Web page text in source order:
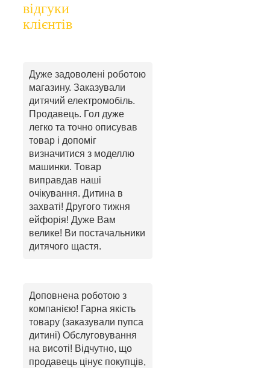
відгуки
клієнтів
Дуже задоволені роботою
магазину. Заказували
дитячий електромобіль.
Продавець. Гол дуже
легко та точно описував
товар і допоміг
визначитися з моделлю
машинки. Товар
виправдав наші
очікування. Дитина в
захваті! Другого тижня
ейфорія! Дуже Вам
велике! Ви постачальники
дитячого щастя.
Доповнена роботою з
компанією! Гарна якість
товару (заказували пупса
дитині) Обслуговування
на висоті! Відчутно, що
продавець цінує покупців,